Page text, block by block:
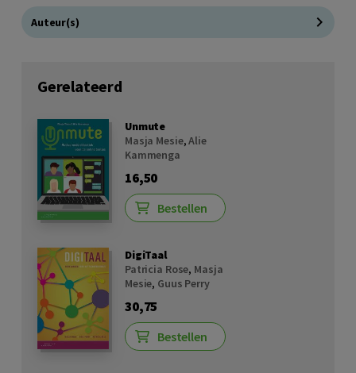
Auteur(s)
Gerelateerd
Unmute
Masja Mesie,Alie
Kammenga
16,50
Bestellen
DigiTaal
Patricia Rose, Masja
Mesie, Guus Perry
30,75
Bestellen